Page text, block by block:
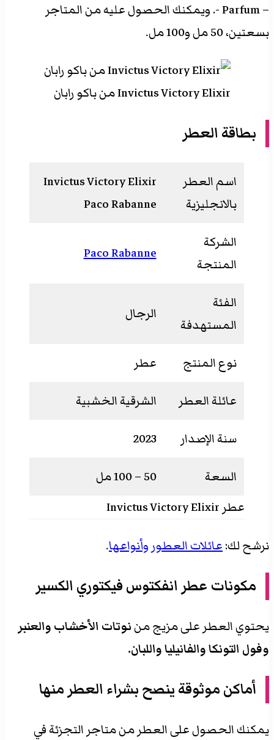
– Parfum -. ويمكنك الحصول عليه من المتاجر
بسعتين، 50 مل و100 مل.
Invictus Victory Elixir من باكو رابان
بطاقة العطر
اسم العطر
بالانجليزية
Invictus Victory Elixir
Paco Rabanne
الشركة
المنتجة
Paco Rabanne
الفئة
المستهدفة
الرجال
نوع المنتج عطر
عائلة العطر الشرقية الخشبية
سنة الإصدار 2023
السعة
50 – 100 مل
عطر Invictus Victory Elixir
نرشح لك:عائلات العطور وأنواعها.
مكونات عطر انفكتوس فيكتوري الكسير
يحتوي العطر على مزيج مننوتات الأخشاب والعنبر
وفول التونكا والفانيليا واللبان.
أماكن موثوقة ينصح بشراء العطر منها
يمكنك الحصول على العطر من متاجر التجزئة في